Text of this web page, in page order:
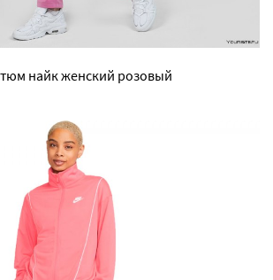
найк женский розовый